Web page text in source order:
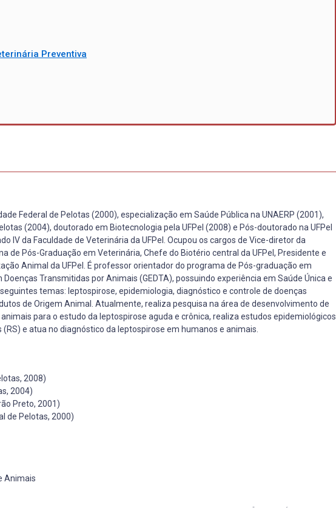
Preventiva
Federal de Pelotas (2000), especialização em Saúde Pública na UNAERP (2001),
(2004), doutorado em Biotecnologia pela UFPel (2008) e Pós-doutorado na UFPel
IV da Faculdade de Veterinária da UFPel. Ocupou os cargos de Vice-diretor da
de Pós-Graduação em Veterinária, Chefe do Biotério central da UFPel, Presidente e
Animal da UFPel. É professor orientador do programa de Pós-graduação em
Transmitidas por Animais (GEDTA), possuindo experiência em Saúde Única e
temas: leptospirose, epidemiologia, diagnóstico e controle de doenças
de Origem Animal. Atualmente, realiza pesquisa na área de desenvolvimento de
para o estudo da leptospirose aguda e crônica, realiza estudos epidemiológicos
e atua no diagnóstico da leptospirose em humanos e animais.
2008)
2004)
Preto, 2001)
de Pelotas, 2000)
Animais